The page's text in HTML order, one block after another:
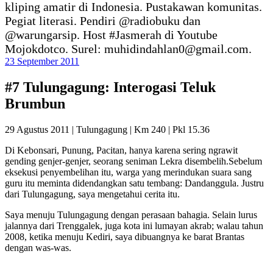
kliping amatir di Indonesia. Pustakawan komunitas.
Pegiat literasi. Pendiri @radiobuku dan
@warungarsip. Host #Jasmerah di Youtube
Mojokdotco. Surel: muhidindahlan0@gmail.com.
23 September 2011
#7 Tulungagung: Interogasi Teluk
Brumbun
29 Agustus 2011 | Tulungagung | Km 240 | Pkl 15.36
Di Kebonsari, Punung, Pacitan, hanya karena sering ngrawit
gending genjer-genjer, seorang seniman Lekra disembelih.Sebelum
eksekusi penyembelihan itu, warga yang merindukan suara sang
guru itu meminta didendangkan satu tembang: Dandanggula. Justru
dari Tulungagung, saya mengetahui cerita itu.
Saya menuju Tulungagung dengan perasaan bahagia. Selain lurus
jalannya dari Trenggalek, juga kota ini lumayan akrab; walau tahun
2008, ketika menuju Kediri, saya dibuangnya ke barat Brantas
dengan was-was.